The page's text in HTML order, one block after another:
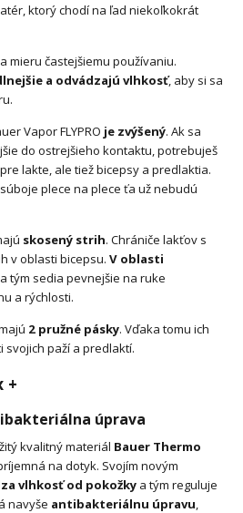
ktorý chodí na ľad niekoľkokrát
mieru častejšiemu používaniu.
a odvádzajú vlhkosť, aby si sa
Vapor FLYPRO je zvýšený. Ak sa
do ostrejšieho kontaktu, potrebuješ
lakte, ale tiež bicepsy a predlaktia.
plece na plece ťa už nebudú
skosený strih. Chrániče lakťov s
v oblasti bicepsu. V oblasti
tým sedia pevnejšie na ruke
a rýchlosti.
2 pružné pásky. Vďaka tomu ich
paží a predlaktí.
+
úprava
kvalitný materiál Bauer Thermo
na dotyk. Svojím novým
vlhkosť od pokožky a tým reguluje
navyše antibakteriálnu úpravu,